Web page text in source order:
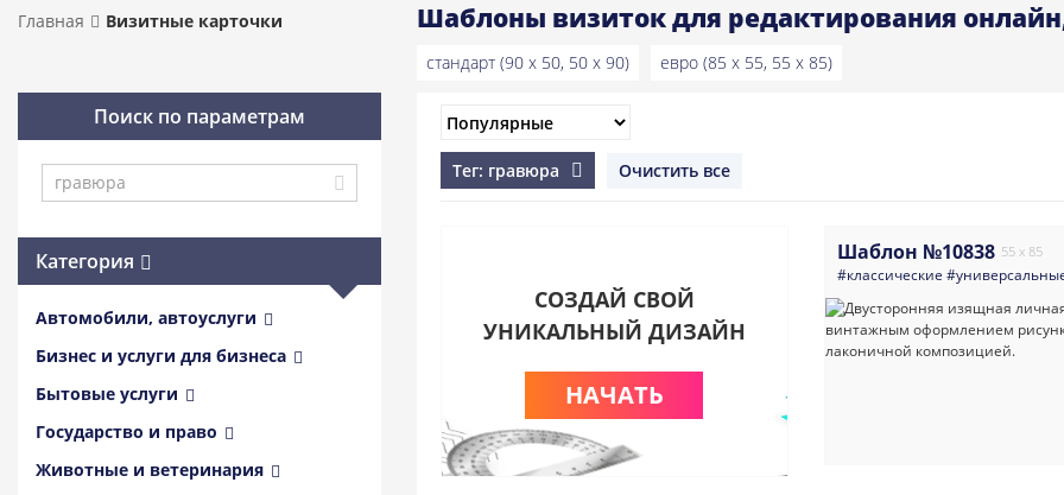
Главная Визитные карточки Шаблоны визиток для редактирования
стандарт (90 x 50, 50 x 90) евро (85 x 55, 55 x 85)
Поиск по параметрам
Категория
Автомобили, автоуслуги
Бизнес и услуги для бизнеса
Бытовые услуги
Государство и право
Животные и ветеринария
Тег: гравюра Очистить все
СОЗДАЙ СВОЙ
УНИКАЛЬНЫЙ ДИЗАЙН
НАЧАТЬ
Шаблон №10838 55 x 85
#классические